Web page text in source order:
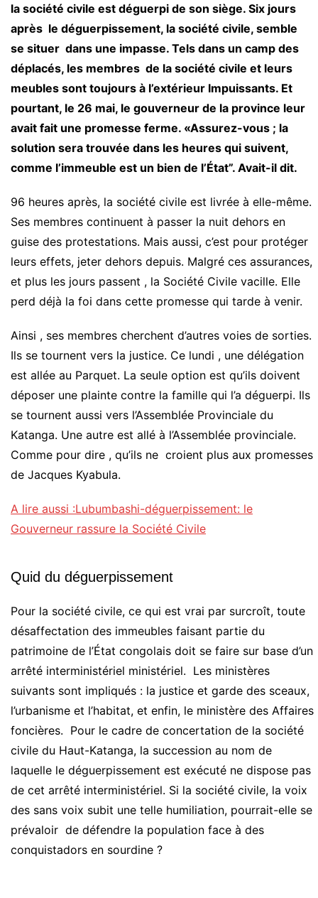
la société civile est déguerpi de son siège. Six jours
après le déguerpissement, la société civile, semble
se situer dans une impasse. Tels dans un camp des
déplacés, les membres de la société civile et leurs
meubles sont toujours à l’extérieur Impuissants. Et
pourtant, le 26 mai, le gouverneur de la province leur
avait fait une promesse ferme. «Assurez-vous ; la
solution sera trouvée dans les heures qui suivent,
comme l’immeuble est un bien de l’État”. Avait-il dit.
96 heures après, la société civile est livrée à elle-même.
Ses membres continuent à passer la nuit dehors en
guise des protestations. Mais aussi, c’est pour protéger
leurs effets, jeter dehors depuis. Malgré ces assurances,
et plus les jours passent , la Société Civile vacille. Elle
perd déjà la foi dans cette promesse qui tarde à venir.
Ainsi , ses membres cherchent d’autres voies de sorties.
Ils se tournent vers la justice. Ce lundi , une délégation
est allée au Parquet. La seule option est qu’ils doivent
déposer une plainte contre la famille qui l’a déguerpi. Ils
se tournent aussi vers l’Assemblée Provinciale du
Katanga. Une autre est allé à l’Assemblée provinciale.
Comme pour dire , qu’ils ne croient plus aux promesses
de Jacques Kyabula.
A lire aussi :Lubumbashi-déguerpissement: le
Gouverneur rassure la Société Civile
Quid du déguerpissement
Pour la société civile, ce qui est vrai par surcroît, toute
désaffectation des immeubles faisant partie du
patrimoine de l’État congolais doit se faire sur base d’un
arrêté interministériel ministériel. Les ministères
suivants sont impliqués : la justice et garde des sceaux,
l’urbanisme et l’habitat, et enfin, le ministère des Affaires
foncières. Pour le cadre de concertation de la société
civile du Haut-Katanga, la succession au nom de
laquelle le déguerpissement est exécuté ne dispose pas
de cet arrêté interministériel. Si la société civile, la voix
des sans voix subit une telle humiliation, pourrait-elle se
prévaloir de défendre la population face à des
conquistadors en sourdine ?